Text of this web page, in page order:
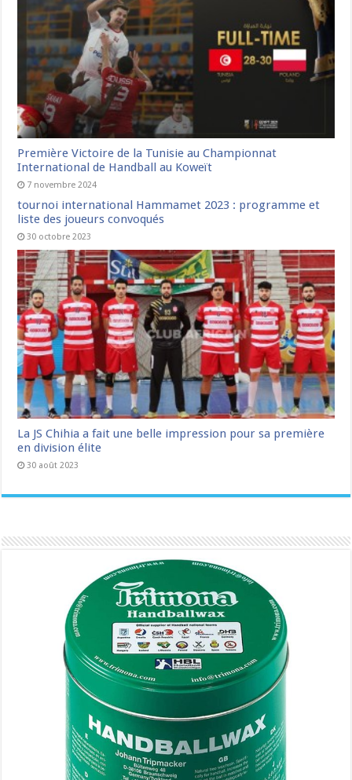
Première Victoire de la Tunisie au Championnat
International de Handball au Koweït
7 novembre 2024
tournoi international Hammamet 2023 : programme et
liste des joueurs convoqués
30 octobre 2023
La JS Chihia a fait une belle impression pour sa première
en division élite
30 août 2023